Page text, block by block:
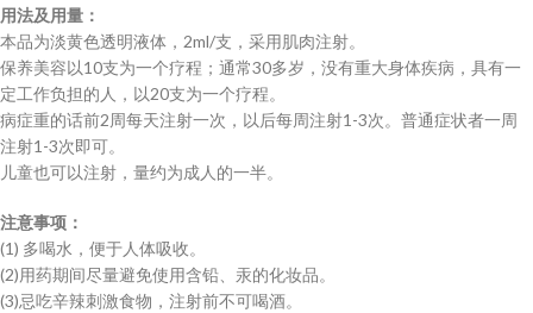
用法及用量：
本品为淡黄色透明液体，2ml/支，采用肌肉注射。
保养美容以10支为一个疗程；通常30多岁，没有重大身体疾病，具有一
定工作负担的人，以20支为一个疗程。
病症重的话前2周每天注射一次，以后每周注射1-3次。普通症状者一周
注射1-3次即可。
儿童也可以注射，量约为成人的一半。
注意事项：
(1) 多喝水，便于人体吸收。
(2)用药期间尽量避免使用含铅、汞的化妆品。
(3)忌吃辛辣刺激食物，注射前不可喝酒。